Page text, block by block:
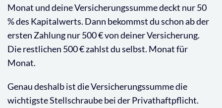
Monat und deine Versicherungssumme deckt nur 50
% des Kapitalwerts. Dann bekommst du schon ab der
ersten Zahlung nur 500 € von deiner Versicherung.
Die restlichen 500 € zahlst du selbst. Monat für
Monat.
Genau deshalb ist die Versicherungssumme die
wichtigste Stellschraube bei der Privathaftpflicht.